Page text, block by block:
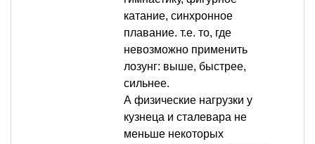
катание, синхронное
плавание. т.е. то, где
невозможно применить
лозунг: выше, быстрее,
сильнее.
А физические нагрузки у
кузнеца и сталевара не
меньше некоторых